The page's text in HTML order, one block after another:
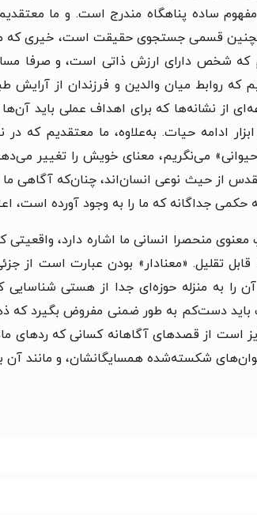
ساده پناهگاه مندرج است. و ما
قسمی جستجوی حقیقت است، خیری که ما
که شخص دارای ارزش ذاتی است، و صرفا
که روابط میان والدین و فرزندان از آرایش
از نشانه‌ها که برای اهداف عملی باید آن‌ها
ادامه حیات. به‌علاوه، ما معتقدیم که
می‌نگریم، معنای خویش را تغییر
از حیث نوعی انسان‌اند، چنان‌که آگاهی ما
حکمی جداگانه که ما را به وجود آورده است،
منحصرا انسانی ما اشاره دارد،
قابل تقلیل. «معنادار» بودن عبارت است
به منزله حوزه‌ای جدا از هستی شناسایی
دست‌کم به طور ضمنی مفروض بگیرد که ذهن
است از قصدهای آگاهانه کسانی که ردهای
شکسته‌شده همسایگانشان، و مانند آن